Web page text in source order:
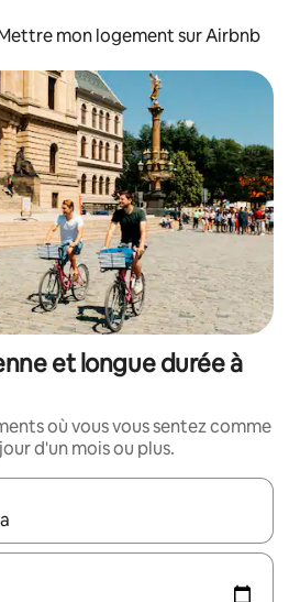
mon logement sur Airbnb
et longue durée à
où vous vous sentez comme
d'un mois ou plus.
utilisez les flèches vers le